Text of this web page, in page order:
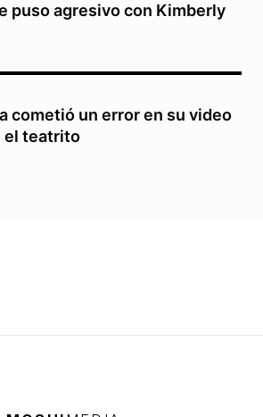
puso agresivo con Kimberly
cometió un error en su video
el teatrito